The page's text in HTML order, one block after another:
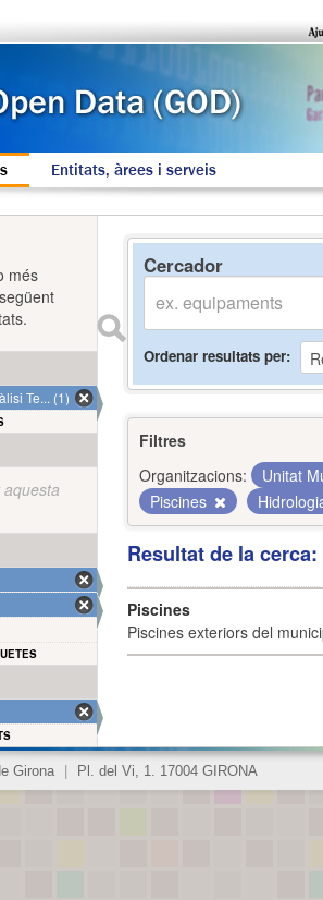
Entitats, àrees i serveis
Cercador
Ordenar resultats per
Filtres
Organitzacions:
Unitat
Piscines
Resultat de la
Piscines
Piscines exteriors del
més
Te... (1)
Girona Pl. del Vi, 1. 17004 GIRONA